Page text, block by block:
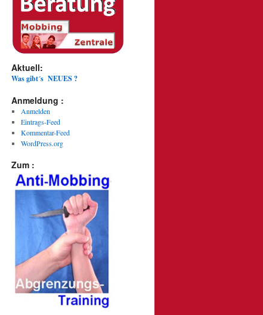
Aktuell:
Was gibt´s NEUES ?
Anmeldung :
Anmelden
Eintrags-Feed
Kommentar-Feed
WordPress.org
Zum :